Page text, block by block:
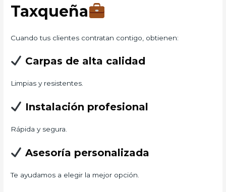
Taxqueña
Cuando tus clientes contratan contigo, obtienen:
Carpas de alta calidad
Limpias y resistentes.
Instalación profesional
Rápida y segura.
Asesoría personalizada
Te ayudamos a elegir la mejor opción.